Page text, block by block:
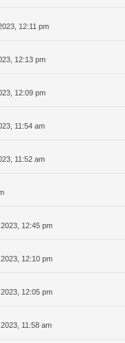
12:11 pm
12:13 pm
12:09 pm
11:54 am
11:52 am
12:45 pm
12:10 pm
12:05 pm
11:58 am